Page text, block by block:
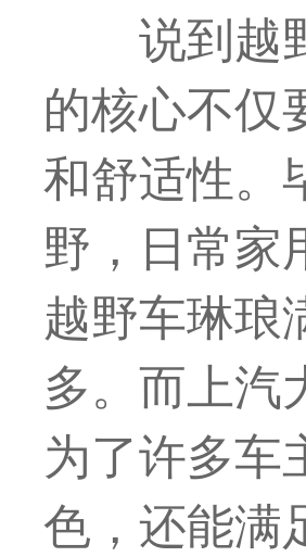
说到越
的核心不仅
和舒适性。
野，日常家
越野车琳琅
多。而上汽
为了许多车
色，还能满